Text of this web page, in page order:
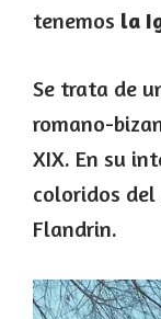
tenemos la
Se trata de
romano-
XIX. En su
coloridos
Flandrin.